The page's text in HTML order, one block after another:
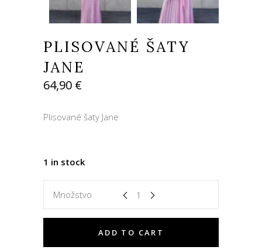
PLISOVANÉ ŠATY
JANE
64,90 €
Plisované šaty Jane
1 in stock
Množstvo
ADD TO CART